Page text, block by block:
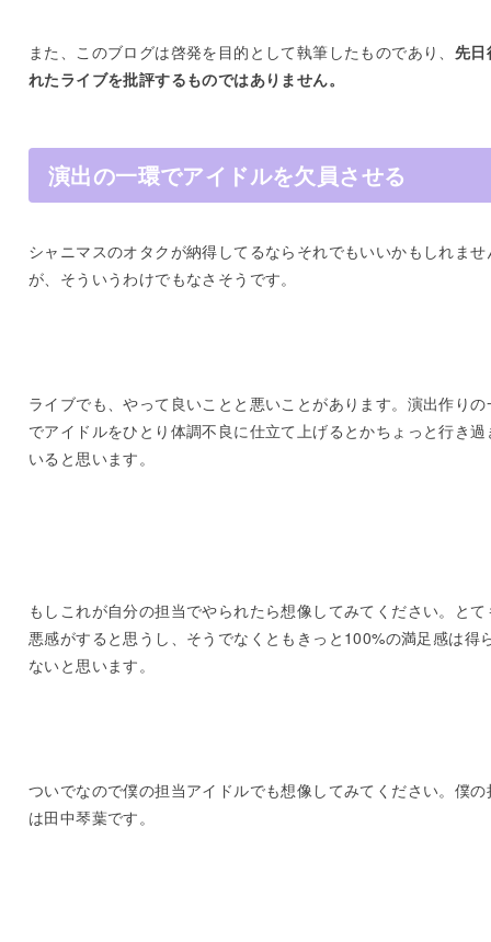
また、このブログは啓発を目的として執筆したものであり、 先日
れたライブを批評するものではありません。
演出の一環でアイドルを欠員させる
シャニマスのオタクが納得してるならそれでもいいかもしれませ
が、そういうわけでもなさそうです。
ライブでも、やって良いことと悪いことがあります。演出作りの
でアイドルをひとり体調不良に仕立て上げるとかちょっと行き過
いると思います。
もしこれが自分の担当でやられたら想像してみてください。とて
悪感がすると思うし、そうでなくともきっと100%の満足感は得
ないと思います。
ついでなので僕の担当アイドルでも想像してみてください。僕の
は田中琴葉です。